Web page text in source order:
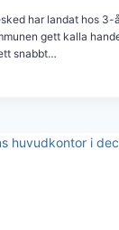
har landat hos 3-
gett kalla
snabbt…